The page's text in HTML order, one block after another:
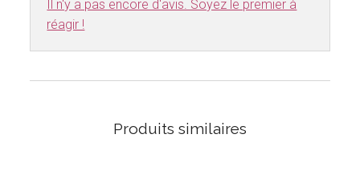
Il n'y a pas encore d'avis. Soyez le premier à
réagir !
Produits similaires